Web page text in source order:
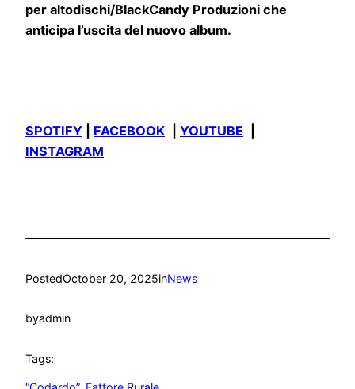
per altodischi/BlackCandy Produzioni che
anticipa l’uscita del nuovo album.
SPOTIFY FACEBOOK YOUTUBE
INSTAGRAM
PostedOctober 20, 2025inNews
byadmin
Tags: